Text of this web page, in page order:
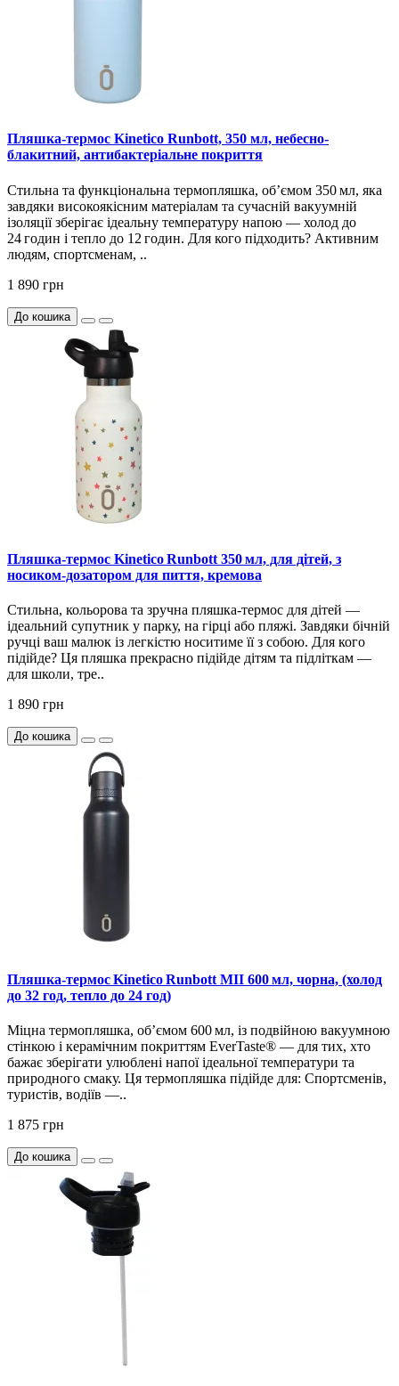
Пляшка-термос Kinetico Runbott, 350 мл, небесно-
блакитний, антибактеріальне покриття
Стильна та функціональна термопляшка, об’ємом 350 мл, яка
завдяки високоякісним матеріалам та сучасній вакуумній
ізоляції зберігає ідеальну температуру напою — холод до
24 годин і тепло до 12 годин. Для кого підходить? Активним
людям, спортсменам, ..
1 890 грн
До кошика
Пляшка‑термос Kinetico Runbott 350 мл, для дітей, з
носиком-дозатором для пиття, кремова
Стильна, кольорова та зручна пляшка-термос для дітей —
ідеальний супутник у парку, на гірці або пляжі. Завдяки бічній
ручці ваш малюк із легкістю носитиме її з собою. Для кого
підійде? Ця пляшка прекрасно підійде дітям та підліткам —
для школи, тре..
1 890 грн
До кошика
Пляшка-термос Kinetico Runbott MII 600 мл, чорна, (холод
до 32 год, тепло до 24 год)
Міцна термопляшка, об’ємом 600 мл, із подвійною вакуумною
стінкою і керамічним покриттям EverTaste® — для тих, хто
бажає зберігати улюблені напої ідеальної температури та
природного смаку. Ця термопляшка підійде для: Спортсменів,
туристів, водіїв —..
1 875 грн
До кошика